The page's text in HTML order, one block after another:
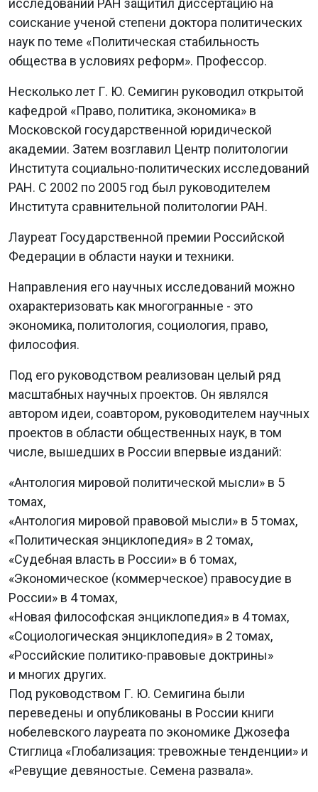
соискание ученой степени доктора политических
наук по теме «Политическая стабильность
общества в условиях реформ». Профессор.
Несколько лет Г. Ю. Семигин руководил открытой
кафедрой «Право, политика, экономика» в
Московской государственной юридической
академии. Затем возглавил Центр политологии
Института социально-политических исследований
РАН. С 2002 по 2005 год был руководителем
Института сравнительной политологии РАН.
Лауреат Государственной премии Российской
Федерации в области науки и техники.
Направления его научных исследований можно
охарактеризовать как многогранные - это
экономика, политология, социология, право,
философия.
Под его руководством реализован целый ряд
масштабных научных проектов. Он являлся
автором идеи, соавтором, руководителем научных
проектов в области общественных наук, в том
числе, вышедших в России впервые изданий:
«Антология мировой политической мысли» в 5
томах,
«Антология мировой правовой мысли» в 5 томах,
«Политическая энциклопедия» в 2 томах,
«Судебная власть в России» в 6 томах,
«Экономическое (коммерческое) правосудие в
России» в 4 томах,
«Новая философская энциклопедия» в 4 томах,
«Социологическая энциклопедия» в 2 томах,
«Российские политико-правовые доктрины»
и многих других.
Под руководством Г. Ю. Семигина были
переведены и опубликованы в России книги
нобелевского лауреата по экономике Джозефа
Стиглица «Глобализация: тревожные тенденции» и
«Ревущие девяностые. Семена развала».